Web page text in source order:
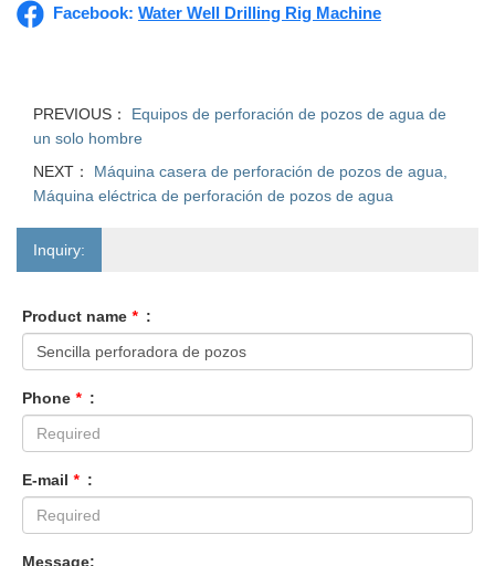
Facebook: Water Well Drilling Rig Machine
PREVIOUS： Equipos de perforación de pozos de agua de
un solo hombre
NEXT： Máquina casera de perforación de pozos de agua,
Máquina eléctrica de perforación de pozos de agua
Inquiry:
Product name * :
Phone * :
E-mail * :
Message: